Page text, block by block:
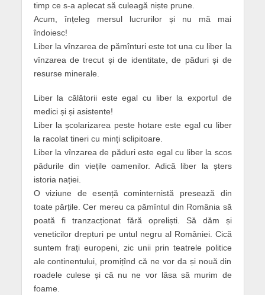
timp ce s-a aplecat să culeagă niște prune.
Acum, înțeleg mersul lucrurilor și nu mă mai
îndoiesc!
Liber la vînzarea de pămînturi este tot una cu liber la
vînzarea de trecut și de identitate, de păduri și de
resurse minerale.
Liber la călătorii este egal cu liber la exportul de
medici și și asistente!
Liber la școlarizarea peste hotare este egal cu liber
la racolat tineri cu minți sclipitoare.
Liber la vînzarea de păduri este egal cu liber la scos
pădurile din viețile oamenilor. Adică liber la șters
istoria nației.
O viziune de esență cominternistă presează din
toate părțile. Cer mereu ca pămîntul din România să
poată fi tranzacționat fără opreliști. Să dăm și
veneticilor drepturi pe untul negru al României. Cică
suntem frați europeni, zic unii prin teatrele politice
ale continentului, promițînd că ne vor da și nouă din
roadele culese și că nu ne vor lăsa să murim de
foame.